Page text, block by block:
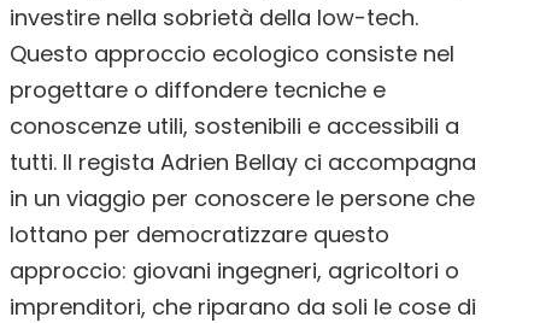
investire nella sobrietà della low-tech.
Questo approccio ecologico consiste nel
progettare o diffondere tecniche e
conoscenze utili, sostenibili e accessibili a
tutti. Il regista Adrien Bellay ci accompagna
in un viaggio per conoscere le persone che
lottano per democratizzare questo
approccio: giovani ingegneri, agricoltori o
imprenditori, che riparano da soli le cose di